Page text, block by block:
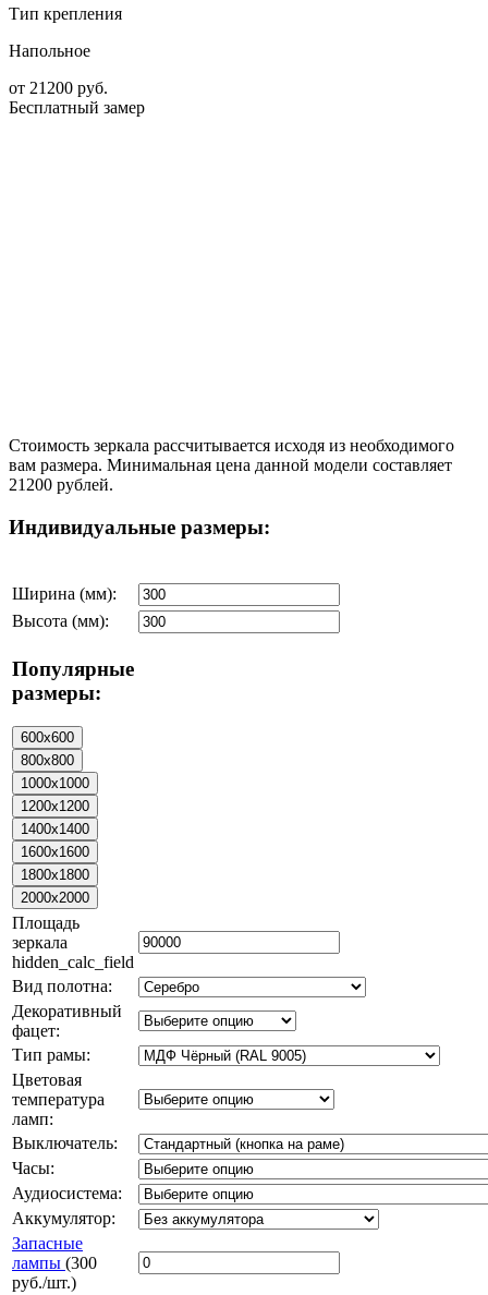
Тип крепления
Напольное
от 21200 руб.
Бесплатный замер
Стоимость зеркала рассчитывается исходя из необходимого
вам размера. Минимальная цена данной модели составляет
21200 рублей.
Индивидуальные размеры:
Ширина (мм):
Высота (мм):
Популярные
размеры:
Площадь
зеркала
hidden_calc_field
Вид полотна:
Декоративный
фацет:
Тип рамы:
Цветовая
температура
ламп:
Выключатель:
Часы:
Аудиосистема:
Аккумулятор:
Запасные
лампы (300
руб./шт.)